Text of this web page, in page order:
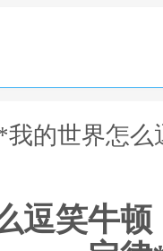
的世界怎么
逗笑牛